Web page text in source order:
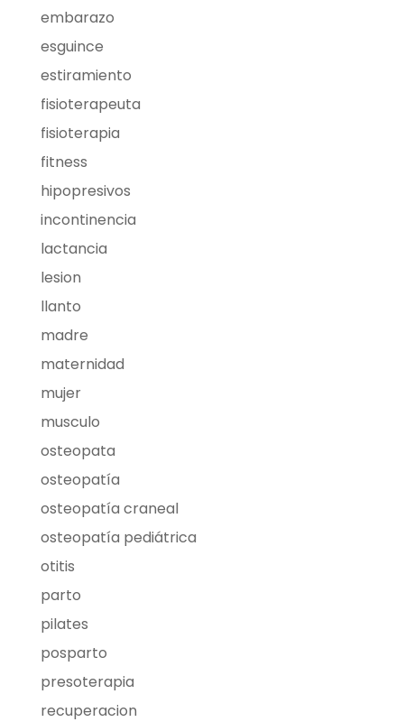
embarazo
esguince
estiramiento
fisioterapeuta
fisioterapia
fitness
hipopresivos
incontinencia
lactancia
lesion
llanto
madre
maternidad
mujer
musculo
osteopata
osteopatía
osteopatía craneal
osteopatía pediátrica
otitis
parto
pilates
posparto
presoterapia
recuperacion